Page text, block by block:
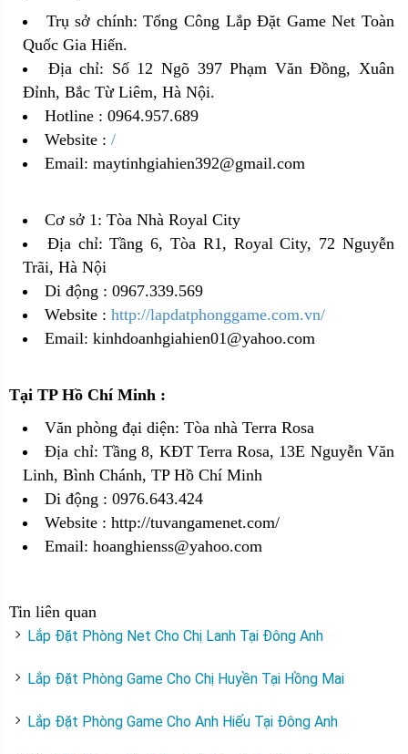
Trụ sở chính: Tổng Công Lắp Đặt Game Net Toàn
Quốc Gia Hiến.
Địa chỉ: Số 12 Ngõ 397 Phạm Văn Đồng, Xuân
Đỉnh, Bắc Từ Liêm, Hà Nội.
Hotline : 0964.957.689
Website : /
Email: maytinhgiahien392@gmail.com
Cơ sở 1: Tòa Nhà Royal City
Địa chỉ: Tầng 6, Tòa R1, Royal City, 72 Nguyễn
Trãi, Hà Nội
Di động : 0967.339.569
Website : http://lapdatphonggame.com.vn/
Email: kinhdoanhgiahien01@yahoo.com
Tại TP Hồ Chí Minh :
Văn phòng đại diện: Tòa nhà Terra Rosa
Địa chỉ: Tầng 8, KĐT Terra Rosa, 13E Nguyễn Văn
Linh, Bình Chánh, TP Hồ Chí Minh
Di động : 0976.643.424
Website : http://tuvangamenet.com/
Email: hoanghienss@yahoo.com
Tin liên quan
Lắp Đặt Phòng Net Cho Chị Lanh Tại Đông Anh
Lắp Đặt Phòng Game Cho Chị Huyền Tại Hồng Mai
Lắp Đặt Phòng Game Cho Anh Hiếu Tại Đông Anh